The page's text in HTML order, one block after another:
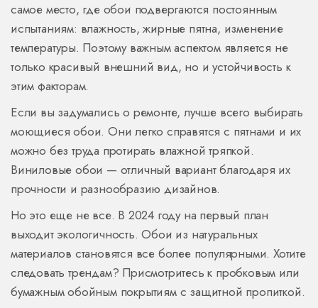
самое место, где обои подвергаются постоянным
испытаниям: влажность, жирные пятна, изменение
температуры. Поэтому важным аспектом является не
только красивый внешний вид, но и устойчивость к
этим факторам.
Если вы задумались о ремонте, лучше всего выбирать
моющиеся обои. Они легко справятся с пятнами и их
можно без труда протирать влажной тряпкой.
Виниловые обои — отличный вариант благодаря их
прочности и разнообразию дизайнов.
Но это еще не все. В 2024 году на первый план
выходит экологичность. Обои из натуральных
материалов становятся все более популярными. Хотите
следовать трендам? Присмотритесь к пробковым или
бумажным обойным покрытиям с защитной пропиткой.